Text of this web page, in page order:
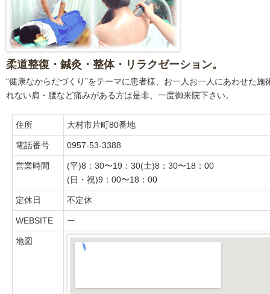
柔道整復・鍼灸・整体・リラクゼーション。
“健康なからだづくり”をテーマに患者様、お一人お一人にあわせた
れない肩・腰など痛みがある方は是非、一度御来院下さい。
住所 大村市片町80番地
電話番号 0957-53-3388
営業時間
(平)8：30〜19：30(土)8：30〜18：00
(日・祝)9：00〜18：00
定休日 不定休
WEBSITE ー
地図